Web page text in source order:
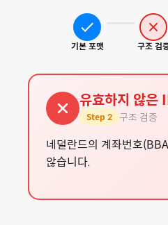
기본 포맷 구조 검
유효하지 않은
Step 2 구조 검증
네덜란드의 계좌번호
않습니다.